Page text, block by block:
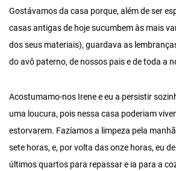
Gostávamos da casa porque, além de ser
casas antigas de hoje sucumbem às mais
dos seus materiais), guardava as
do avô paterno, de nossos pais e de toda a
Acostumamo-nos Irene e eu a persistir
uma loucura, pois nessa casa poderiam
estorvarem. Fazíamos a limpeza pela
sete horas, e, por volta das onze horas, eu
últimos quartos para repassar e ia para a